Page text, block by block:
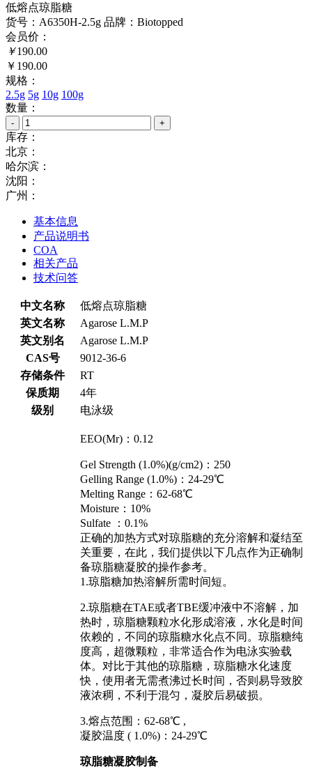
低熔点琼脂糖
货号：A6350H-2.5g 品牌：Biotopped
会员价：
￥190.00
￥190.00
规格：
2.5g 5g 10g 100g
数量：
- +
库存：
北京：
哈尔滨：
沈阳：
广州：
基本信息
产品说明书
COA
相关产品
技术问答
中文名称
低熔点琼脂糖
英文名称
Agarose L.M.P
英文别名
Agarose L.M.P
CAS号
9012-36-6
存储条件
RT
保质期
4年
级别
电泳级
EEO(Mr)：0.12
Gel Strength (1.0%)(g/cm2)：250
Gelling Range (1.0%)：24-29℃
Melting Range：62-68℃
Moisture：10%
Sulfate ：0.1%
正确的加热方式对琼脂糖的充分溶解和凝结至
关重要，在此，我们提供以下几点作为正确制
备琼脂糖凝胶的操作参考。
1.琼脂糖加热溶解所需时间短。
2.琼脂糖在TAE或者TBE缓冲液中不溶解，加
热时，琼脂糖颗粒水化形成溶液，水化是时间
依赖的，不同的琼脂糖水化点不同。琼脂糖纯
度高，超微颗粒，非常适合作为电泳实验载
体。对比于其他的琼脂糖，琼脂糖水化速度
快，使用者无需煮沸过长时间，否则易导致胶
液浓稠，不利于混匀，凝胶后易破损。
3.熔点范围：62-68℃ ,
凝胶温度 ( 1.0%)：24-29℃
琼脂糖凝胶制备